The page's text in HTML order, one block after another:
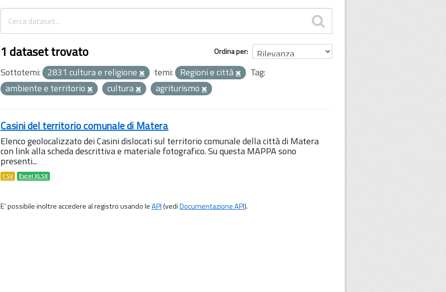
Ordina per
1 dataset trovato
Sottotemi: 2831 cultura e religione temi: Regioni e città
Tag:
ambiente e territorio
cultura agriturismo
Casini del territorio comunale di Matera
Elenco geolocalizzato dei Casini dislocati sul territorio comunale della città di Matera
con link alla scheda descrittiva e materiale fotografico. Su questa MAPPA sono
presenti...
CSV Excel XLSX
E' possibile inoltre accedere al registro usando leAPI(vediDocumentazione API).